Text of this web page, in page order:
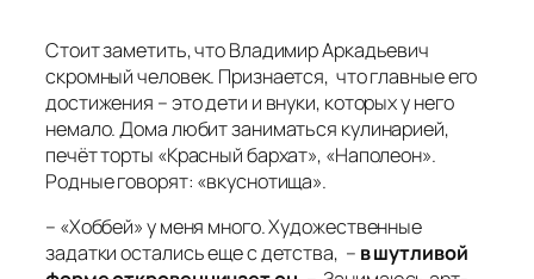
Стоит заметить, что Владимир Аркадьевич
скромный человек. Признается, что главные его
достижения – это дети и внуки, которых у него
немало. Дома любит заниматься кулинарией,
печёт торты «Красный бархат», «Наполеон».
Родные говорят: «вкуснотища».
– «Хоббей» у меня много. Художественные
задатки остались еще с детства, – в шутливой